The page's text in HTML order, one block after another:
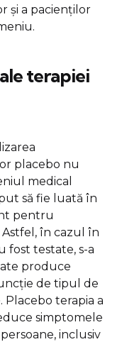
și a pacienților
terapiei
placebo nu
medical
să fie luată în
pentru
în cazul în
fost testate, s-a
produce
de tipul de
terapia a
simptomele
inclusiv